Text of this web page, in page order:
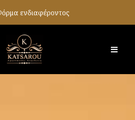
ενδιαφέροντος